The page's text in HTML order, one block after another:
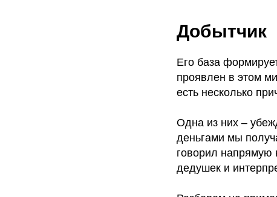
Добытчик
Его база
проявлен в этом
есть несколько
Одна из них –
деньгами мы
говорил напрямую
дедушек и